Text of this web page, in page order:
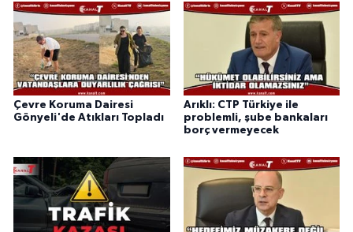
Çevre Koruma Dairesi
Gönyeli'de Atıkları Topladı
Arıklı: CTP Türkiye ile
problemli, şube bankaları
borç vermeyecek